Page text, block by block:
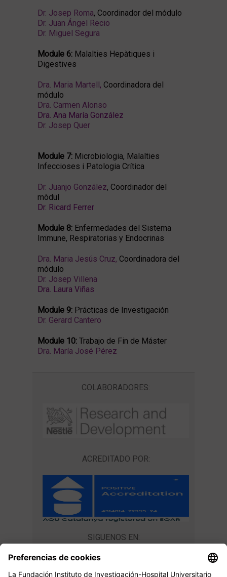
Dr. Josep Roma, Coordinador del módulo
Dr. Juan Ángel Recio
Dr. Miguel Segura
Module 6: Malalties Hepàtiques i
Digestives
Dra. Maria Martell , Coordinadora del
módulo
Dra. Carmen Alonso
Dra. Ana María González
Dr. Josep Quer
Module 7: Microbiologia, Malalties
Infeccioses i Patologia Crítica
Dr. Juanjo González, Coordinador del
mòdul
Dr. Ricard Ferrer
Module 8: Enfermedades del Sistema
Immune, Respiratorias y Endocrinas
Dra. Maria Jesús Cruz, Coordinadora del
módulo
Dr. Josep Villena
Dra. Laura Viñas
Module 9: Prácticas de Investigación
Dr. Gerard Cantero
Module 10: Trabajo de Fin de Máster
Dra. María José Pérez
COLABORADORES:
ACREDITADO POR:
SIGUENOS EN: